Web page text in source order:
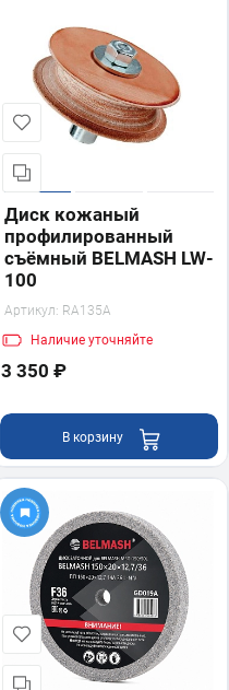
Диск кожаный
профилированный
съёмный BELMASH LW-
100
Артикул: RA135A
Наличие уточняйте
3 350 ₽
В корзину